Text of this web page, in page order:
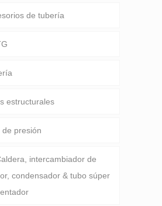
de tubería
& carcasa
de perforación
de perforación pesado
común
especial y recubiertos
estructurales
Plaza & tubo
galvanizada
de presión
intercambiador de
condensador & tubo súper